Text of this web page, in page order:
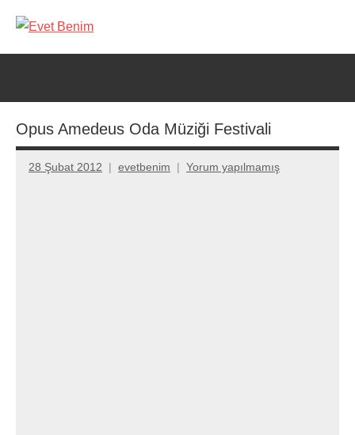
geç
Evet
Opus Amedeus Oda Müziği Festivali
28 Şubat 2012 evetbenim Yorum yapılmamış